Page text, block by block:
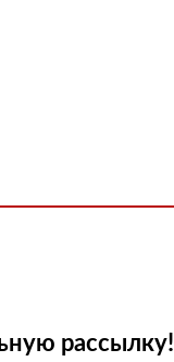
рассылку!